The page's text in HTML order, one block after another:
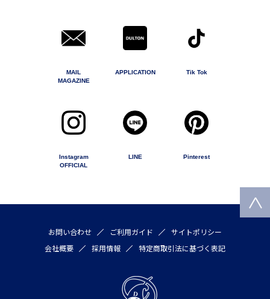
MAIL
MAGAZINE
APPLICATION Tik Tok
Instagram
OFFICIAL
LINE Pinterest
お問い合わせ ご利用ガイド
サイトポリシー
会社概要
採用情報 特定商取引法に基づく表記